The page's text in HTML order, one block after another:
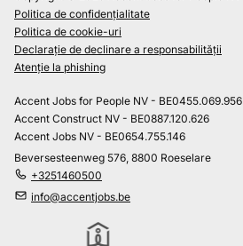
Politica de confidențialitate
Politica de cookie-uri
Declarație de declinare a responsabilității
Atenție la phishing
Accent Jobs for People NV - BE0455.069.956
Accent Construct NV - BE0887.120.626
Accent Jobs NV - BE0654.755.146
Beversesteenweg 576, 8800 Roeselare
+3251460500
info@accentjobs.be